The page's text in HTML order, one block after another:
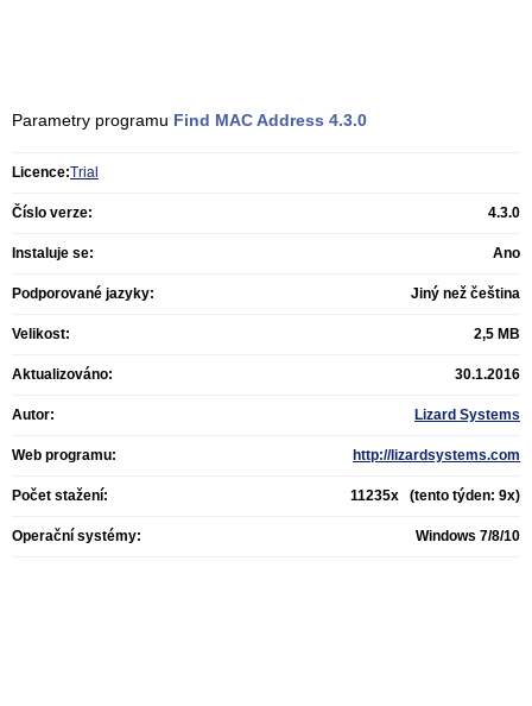
Parametry programu Find MAC Address 4.3.0
Licence:Trial
Číslo verze: 4.3.0
Instaluje se: Ano
Podporované jazyky: Jiný než čeština
Velikost: 2,5 MB
Aktualizováno: 30.1.2016
Autor: Lizard Systems
Web programu: http://lizardsystems.com
Počet stažení: 11235x (tento týden: 9x)
Operační systémy: Windows 7/8/10